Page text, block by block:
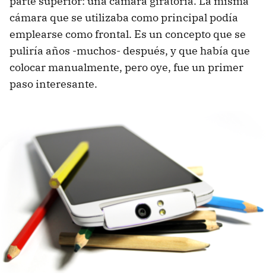
cámara que se utilizaba como principal podía
emplearse como frontal. Es un concepto que se
puliría años -muchos- después, y que había que
colocar manualmente, pero oye, fue un primer
paso interesante.